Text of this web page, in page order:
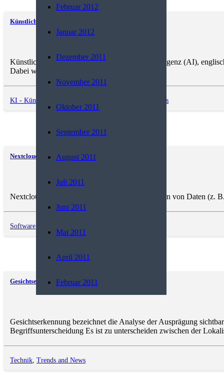
Februar 2012
Januar 2012
Dezember 2011
November 2011
Oktober 2011
September 2011
August 2011
Juli 2011
Juni 2011
Mai 2011
April 2011
Februar 2011
Künstliche Intelligenz
Künstliche Intelligenz (KI), auch artifizielle Intelligenz (AI),
Dabei wird Intelligenz…
KI - Künstliche Intelligenz Trends and News
Nextcloud
Nextcloud ist eine freie Software für das Speichern von Daten (z.
Software
Gesichtserkennung
Gesichtserkennung bezeichnet die Analyse der Ausprägung
Begriffsunterscheidung Es ist zu unterscheiden zwischen der
Technik, Trends and News